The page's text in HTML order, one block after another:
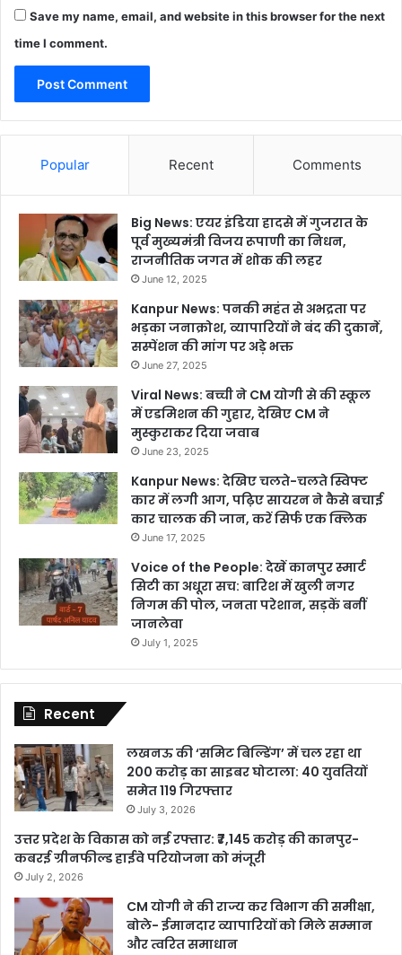
Save my name, email, and website in this browser for the next
time I comment.
Popular Recent Comments
Big News: एयर इंडिया हादसे में गुजरात के
पूर्व मुख्यमंत्री विजय रूपाणी का निधन,
राजनीतिक जगत में शोक की लहर
June 12, 2025
Kanpur News: पनकी महंत से अभद्रता पर
भड़का जनाक्रोश, व्यापारियों ने बंद की दुकानें,
सस्पेंशन की मांग पर अड़े भक्त
June 27, 2025
Viral News: बच्ची ने CM योगी से की स्कूल
में एडमिशन की गुहार, देखिए CM ने
मुस्कुराकर दिया जवाब
June 23, 2025
Kanpur News: देखिए चलते-चलते स्विफ्ट
कार में लगी आग, पढ़िए सायरन ने कैसे बचाई
कार चालक की जान, करें सिर्फ एक क्लिक
June 17, 2025
Voice of the People: देखें कानपुर स्मार्ट
सिटी का अधूरा सच: बारिश में खुली नगर
निगम की पोल, जनता परेशान, सड़कें बनीं
जानलेवा
July 1, 2025
Recent
लखनऊ की ‘समिट बिल्डिंग’ में चल रहा था
200 करोड़ का साइबर घोटाला: 40 युवतियों
समेत 119 गिरफ्तार
July 3, 2026
उत्तर प्रदेश के विकास को नई रफ्तार: ₹7,145 करोड़ की कानपुर-
कबरई ग्रीनफील्ड हाईवे परियोजना को मंजूरी
July 2, 2026
CM योगी ने की राज्य कर विभाग की समीक्षा,
बोले- ईमानदार व्यापारियों को मिले सम्मान
और त्वरित समाधान